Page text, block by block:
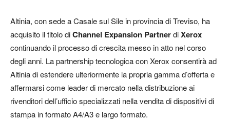
Altinia, con sede a Casale sul Sile in provincia di Treviso, ha
acquisito il titolo diChannel Expansion PartnerdiXerox
continuando il processo di crescita messo in atto nel corso
degli anni. La partnership tecnologica con Xerox consentirà ad
Altinia di estendere ulteriormente la propria gamma d’offerta e
affermarsi come leader di mercato nella distribuzione ai
rivenditori dell’ufficio specializzati nella vendita di dispositivi di
stampa in formato A4/A3 e largo formato.